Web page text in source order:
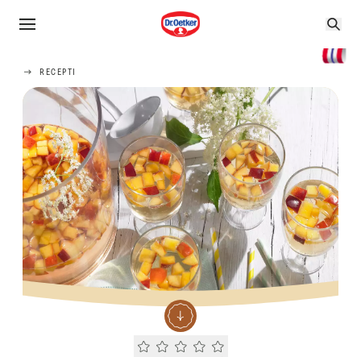
RECEPTI
Current rating 0.0. Click to rate.